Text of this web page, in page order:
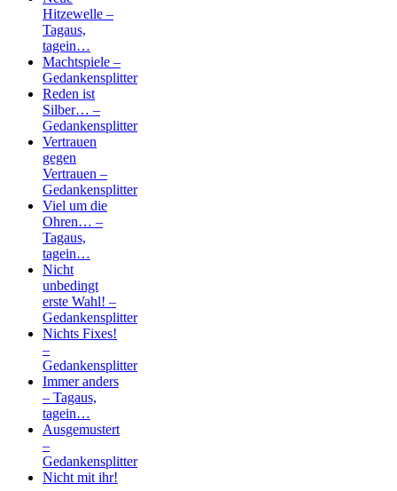
Hitzewelle –
Tagaus,
tagein…
Machtspiele –
Gedankensplitter
Reden ist
Silber… –
Gedankensplitter
Vertrauen
gegen
Vertrauen –
Gedankensplitter
Viel um die
Ohren… –
Tagaus,
tagein…
Nicht
unbedingt
erste Wahl! –
Gedankensplitter
Nichts Fixes!
–
Gedankensplitter
Immer anders
– Tagaus,
tagein…
Ausgemustert
–
Gedankensplitter
Nicht mit ihr!